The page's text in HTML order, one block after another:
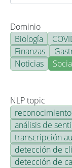
Dominio
Biología
Finanzas
Noticias
NLP topic
análisis de
transcripción
detección de
detección de